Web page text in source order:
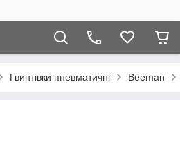
Гвинтівки пневматичні Beeman